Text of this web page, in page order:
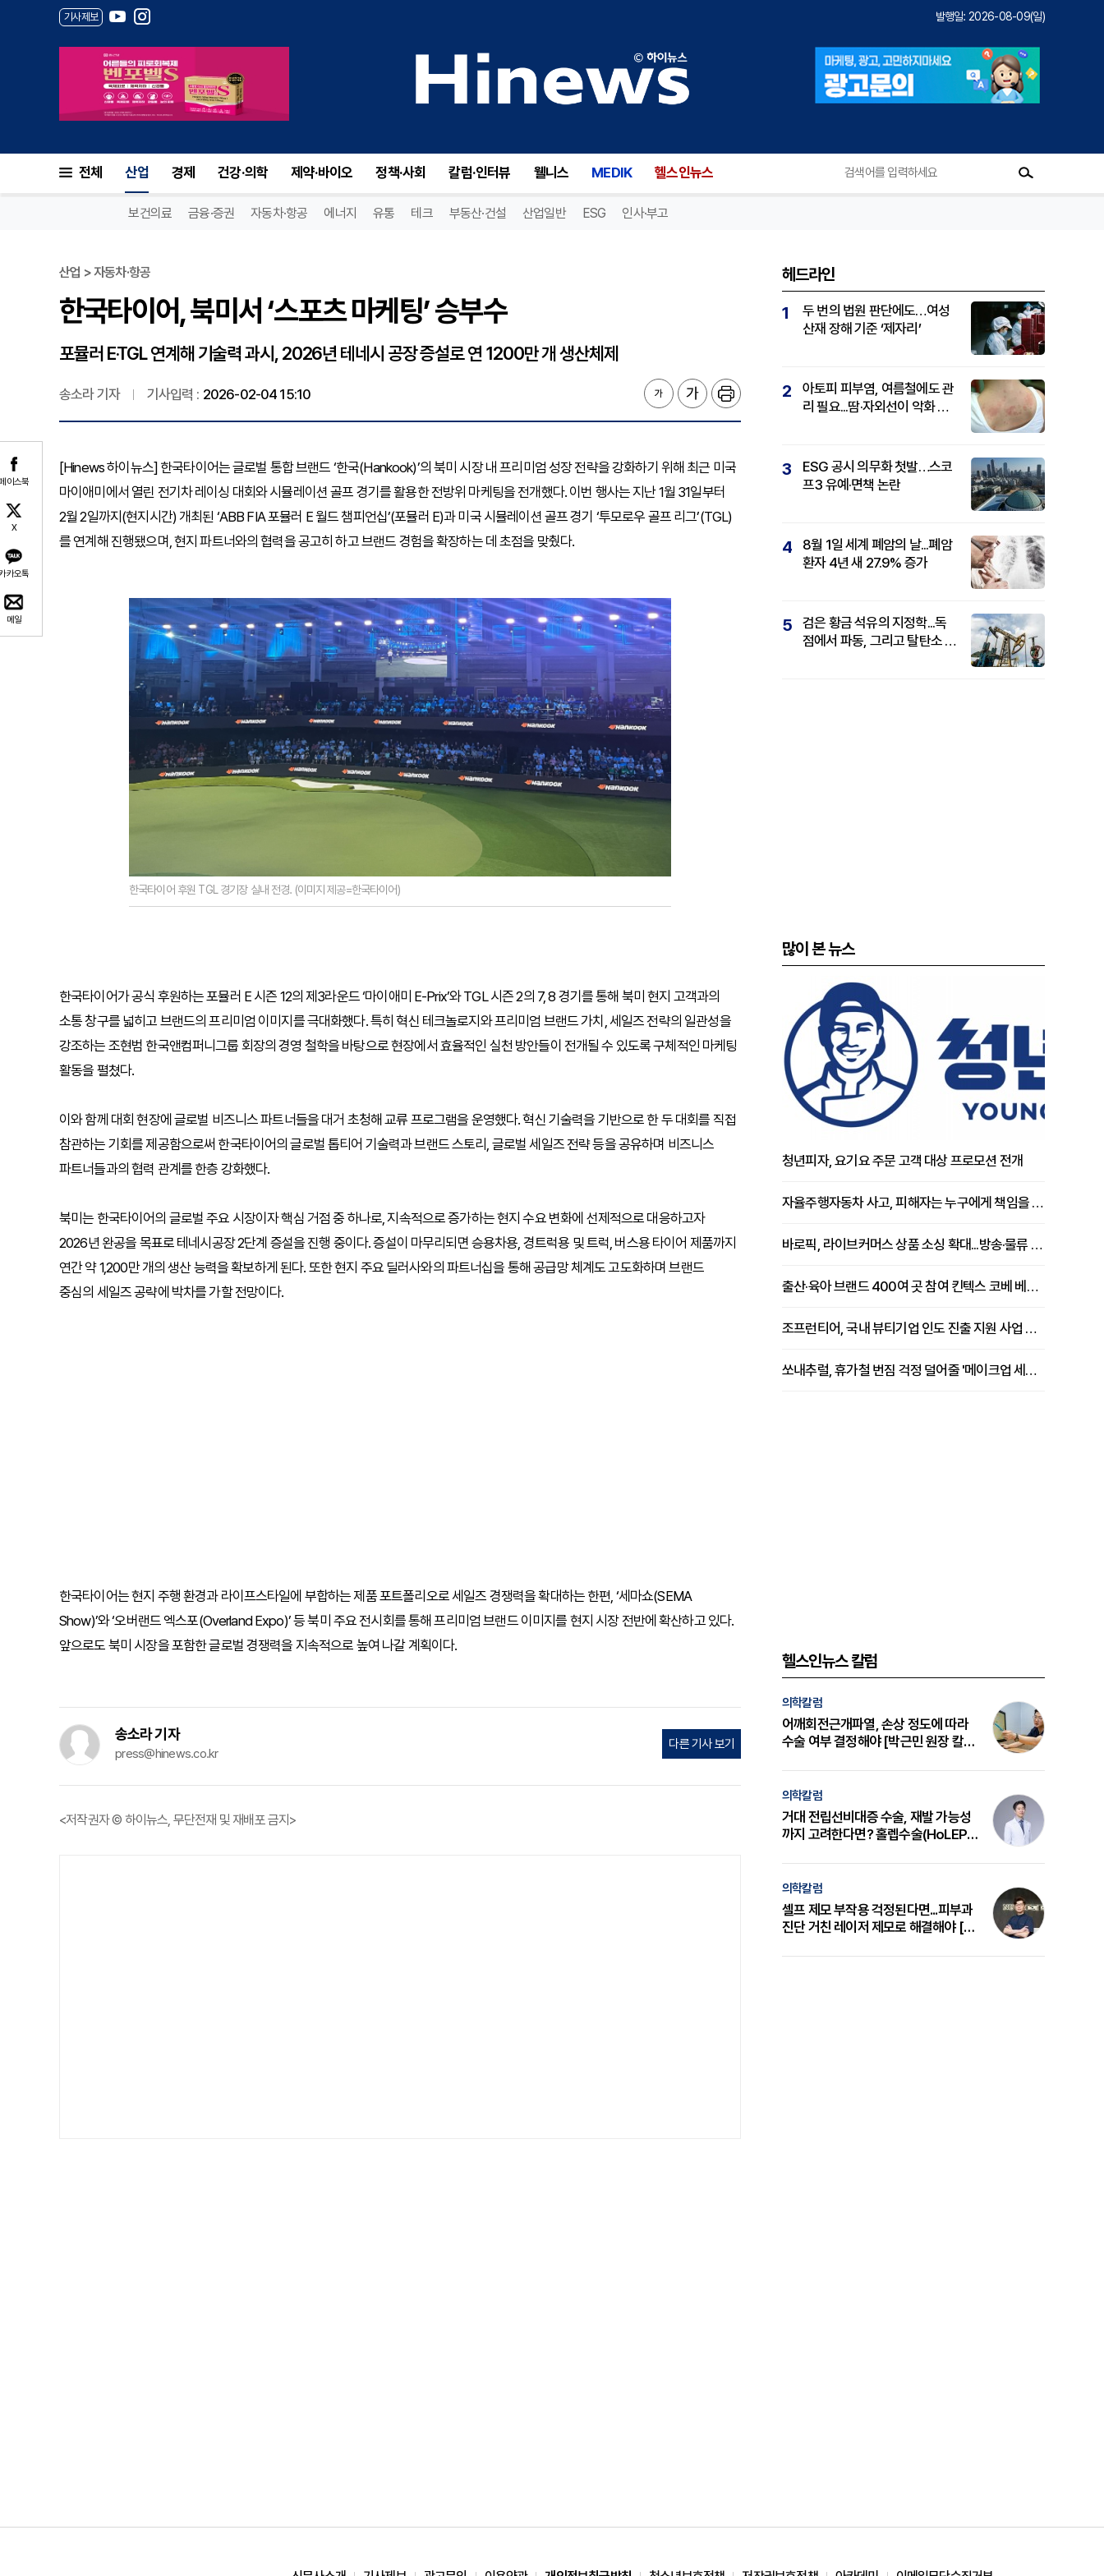
기사제보 발행일: 2026-08-09(일)
전체 산업 경제 건강·의학 제약·바이오 정책·사회 칼럼·인터뷰 웰니스 MEDIK 헬스인뉴스
보건의료 금융·증권 자동차·항공 에너지 유통 테크 부동산·건설 산업일반 ESG 인사·부고
이스북
X
카오톡
메일
산업 > 자동차·항공
한국타이어, 북미서 ‘스포츠 마케팅’ 승부수
포뮬러 E·TGL 연계해 기술력 과시, 2026년 테네시 공장 증설로 연 1200만 개 생산체제
송소라 기자 기사입력 : 2026-02-04 15:10
[Hinews 하이뉴스] 한국타이어는 글로벌 통합 브랜드 ‘한국(Hankook)’의 북미 시장 내 프리미엄 성장 전략을 강화하기 위해 최근 미국
마이애미에서 열린 전기차 레이싱 대회와 시뮬레이션 골프 경기를 활용한 전방위 마케팅을 전개했다. 이번 행사는 지난 1월 31일부터
2월 2일까지(현지시간) 개최된 ‘ABB FIA 포뮬러 E 월드 챔피언십’(포뮬러 E)과 미국 시뮬레이션 골프 경기 ‘투모로우 골프 리그’(TGL)
를 연계해 진행됐으며, 현지 파트너와의 협력을 공고히 하고 브랜드 경험을 확장하는 데 초점을 맞췄다.
한국타이어 후원 TGL 경기장 실내 전경. (이미지 제공=한국타이어)
한국타이어가 공식 후원하는 포뮬러 E 시즌 12의 제3라운드 ‘마이애미 E-Prix’와 TGL 시즌 2의 7, 8 경기를 통해 북미 현지 고객과의
소통 창구를 넓히고 브랜드의 프리미엄 이미지를 극대화했다. 특히 혁신 테크놀로지와 프리미엄 브랜드 가치, 세일즈 전략의 일관성을
강조하는 조현범 한국앤컴퍼니그룹 회장의 경영 철학을 바탕으로 현장에서 효율적인 실천 방안들이 전개될 수 있도록 구체적인 마케팅
활동을 펼쳤다.
이와 함께 대회 현장에 글로벌 비즈니스 파트너들을 대거 초청해 교류 프로그램을 운영했다. 혁신 기술력을 기반으로 한 두 대회를 직접
참관하는 기회를 제공함으로써 한국타이어의 글로벌 톱티어 기술력과 브랜드 스토리, 글로벌 세일즈 전략 등을 공유하며 비즈니스
파트너들과의 협력 관계를 한층 강화했다.
북미는 한국타이어의 글로벌 주요 시장이자 핵심 거점 중 하나로, 지속적으로 증가하는 현지 수요 변화에 선제적으로 대응하고자
2026년 완공을 목표로 테네시공장 2단계 증설을 진행 중이다. 증설이 마무리되면 승용차용, 경트럭용 및 트럭, 버스용 타이어 제품까지
연간 약 1,200만 개의 생산 능력을 확보하게 된다. 또한 현지 주요 딜러사와의 파트너십을 통해 공급망 체계도 고도화하며 브랜드
중심의 세일즈 공략에 박차를 가할 전망이다.
한국타이어는 현지 주행 환경과 라이프스타일에 부합하는 제품 포트폴리오로 세일즈 경쟁력을 확대하는 한편, ‘세마쇼(SEMA
Show)’와 ‘오버랜드 엑스포(Overland Expo)’ 등 북미 주요 전시회를 통해 프리미엄 브랜드 이미지를 현지 시장 전반에 확산하고 있다.
앞으로도 북미 시장을 포함한 글로벌 경쟁력을 지속적으로 높여 나갈 계획이다.
송소라 기자
press@hinews.co.kr
다른 기사 보기
<저작권자 © 하이뉴스, 무단전재 및 재배포 금지>
헤드라인
1
두 번의 법원 판단에도…여성
산재 장해 기준 ‘제자리’
2
아토피 피부염, 여름철에도 관
리 필요...땀·자외선이 악화 요
3
ESG 공시 의무화 첫발…스코
프3 유예·면책 논란
4
8월 1일 세계 폐암의 날...폐암
환자 4년 새 27.9% 증가
5
검은 황금 석유의 지정학...독
점에서 파동, 그리고 탈탄소 패
많이 본 뉴스
청년피자, 요기요 주문 고객 대상 프로모션 전개
자율주행자동차 사고, 피해자는 누구에게 책임을 물을 수 있을까
바로픽, 라이브커머스 상품 소싱 확대...방송·물류 원스톱 지원 강화
출산·육아 브랜드 400여 곳 참여 킨텍스 코베 베이비페어 개막
조프런티어, 국내 뷰티기업 인도 진출 지원 사업 추진
쏘내추럴, 휴가철 번짐 걱정 덜어줄 '메이크업 세팅 멀티 매직 실러' 제안
헬스인뉴스 칼럼
의학칼럼
어깨회전근개파열, 손상 정도에 따라
수술 여부 결정해야 [박근민 원장 칼
의학칼럼
거대 전립선비대증 수술, 재발 가능성
까지 고려한다면? 홀렙수술(HoLEP)
의학칼럼
셀프 제모 부작용 걱정된다면...피부과
진단 거친 레이저 제모로 해결해야 [변